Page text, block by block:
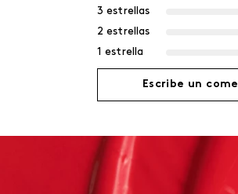
3 estrellas
2 estrellas
1 estrella
Escribe un
Agregar
Título